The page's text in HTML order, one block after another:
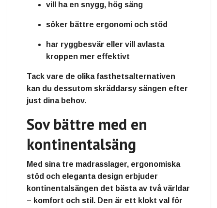
vill ha en snygg, hög säng
söker bättre ergonomi och stöd
har ryggbesvär eller vill avlasta
kroppen mer effektivt
Tack vare de olika fasthetsalternativen
kan du dessutom skräddarsy sängen efter
just dina behov.
Sov bättre med en
kontinentalsäng
Med sina tre madrasslager, ergonomiska
stöd och eleganta design erbjuder
kontinentalsängen det bästa av två världar
– komfort och stil . Den är ett klokt val för